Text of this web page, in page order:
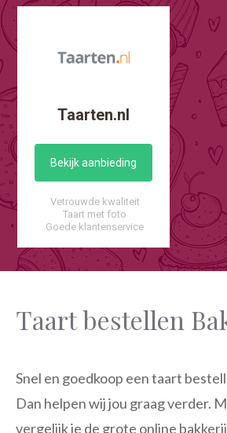
Taarten.nl
Bekijk aanbieding
Vetrouwde kwaliteit
Taart met foto
Goede klantenservice
Taart bestellen
Snel en goedkoop een taart
Dan helpen wij jou graag verder.
vergelijk je de grote online